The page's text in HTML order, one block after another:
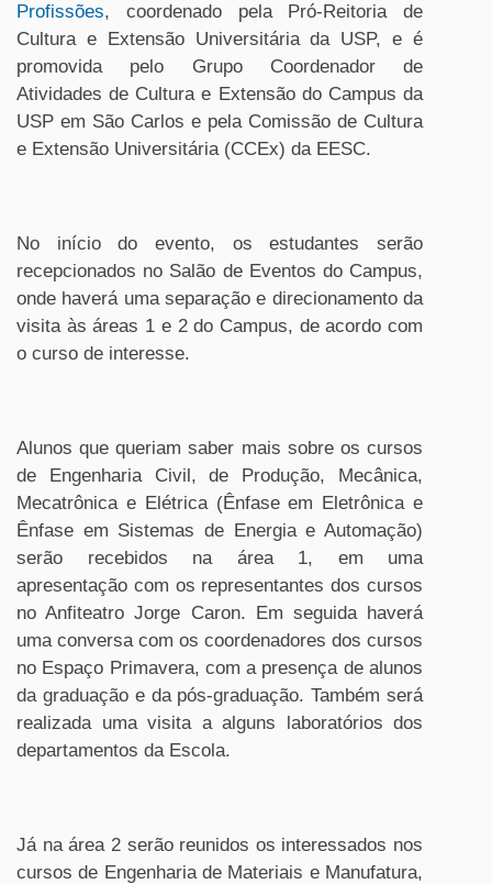
Profissões, coordenado pela Pró-Reitoria de
Cultura e Extensão Universitária da USP, e é
promovida pelo Grupo Coordenador de
Atividades de Cultura e Extensão do Campus da
USP em São Carlos e pela Comissão de Cultura
e Extensão Universitária (CCEx) da EESC.
No início do evento, os estudantes serão
recepcionados no Salão de Eventos do Campus,
onde haverá uma separação e direcionamento da
visita às áreas 1 e 2 do Campus, de acordo com
o curso de interesse.
Alunos que queriam saber mais sobre os cursos
de Engenharia Civil, de Produção, Mecânica,
Mecatrônica e Elétrica (Ênfase em Eletrônica e
Ênfase em Sistemas de Energia e Automação)
serão recebidos na área 1, em uma
apresentação com os representantes dos cursos
no Anfiteatro Jorge Caron. Em seguida haverá
uma conversa com os coordenadores dos cursos
no Espaço Primavera, com a presença de alunos
da graduação e da pós-graduação. Também será
realizada uma visita a alguns laboratórios dos
departamentos da Escola.
Já na área 2 serão reunidos os interessados nos
cursos de Engenharia de Materiais e Manufatura,